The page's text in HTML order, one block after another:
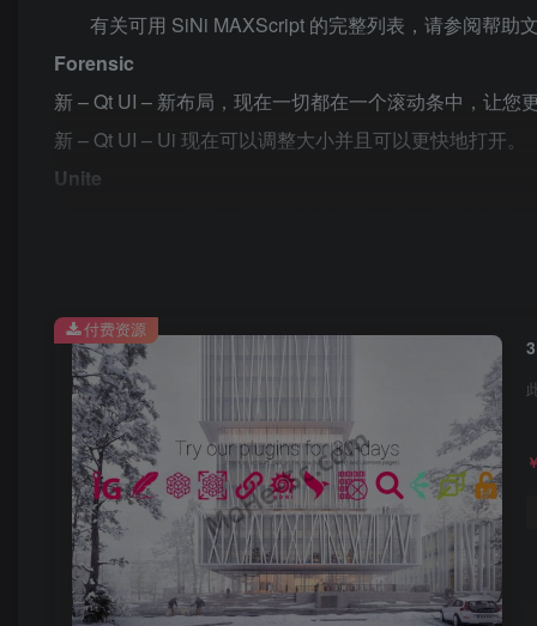
有关可用 SiNi MAXScript 的完整列表，请参阅帮助
Forensic
新 – Qt UI – 新布局，现在一切都在一个滚动条中，让您
新 – Qt UI – Ui 现在可以调整大小并且可以更快地打开。
Unite
改进 – 列出丢失的文件路径子文件夹。 现在有一个
件，从最大文件路径开始。
改进 – Repath – 改进工作更顺畅。
软件特色
1、IgNite工具集包括;
Springboard – 位于一个UI中的日常工作流工具，
￥
付费资源